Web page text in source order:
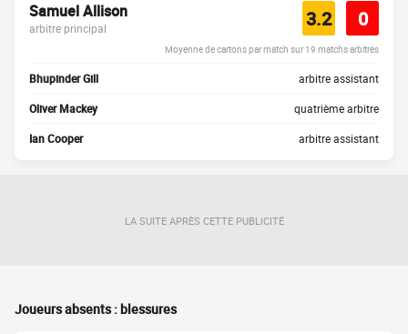
Samuel Allison
arbitre principal 3.2 0
Moyenne de cartons par match sur 19 matchs arbitrés
Bhupinder Gill arbitre assistant
Oliver Mackey quatrième arbitre
Ian Cooper arbitre assistant
LA SUITE APRÈS CETTE PUBLICITÉ
Joueurs absents : blessures